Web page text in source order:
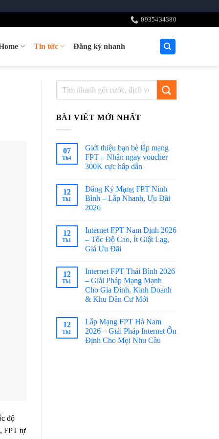
0935434380
Tin tức Đăng ký nhanh
độ
FPT tự
BÀI VIẾT MỚI NHẤT
07
Th4
Giới thiệu bạn bè lắp mạng
FPT – Nhận ngay voucher
300K cực hấp dẫn
12
Th1
Đăng Ký Mạng FPT Ninh
Bình – Lắp Nhanh, Ưu Đãi
2026
12
Th1
Internet FPT Nam Định 2026
– Tốc Độ Cao, Ít Giật Lag,
Giá Ưu Đãi
12
Th1
Internet FPT Thái Bình 2026
– Giải Pháp Mạng Mạnh
Cho Gia Đình, Kinh Doanh
& Khu Dân Cư Mới
12
Th1
Lắp Mạng FPT Hà Nam
2026 – Giải Pháp Internet Ổn
Định Cho Mọi Nhu Cầu